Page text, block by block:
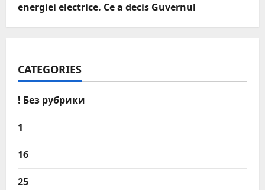
energiei electrice. Ce a decis Guvernul
CATEGORIES
! Без рубрики
1
16
25